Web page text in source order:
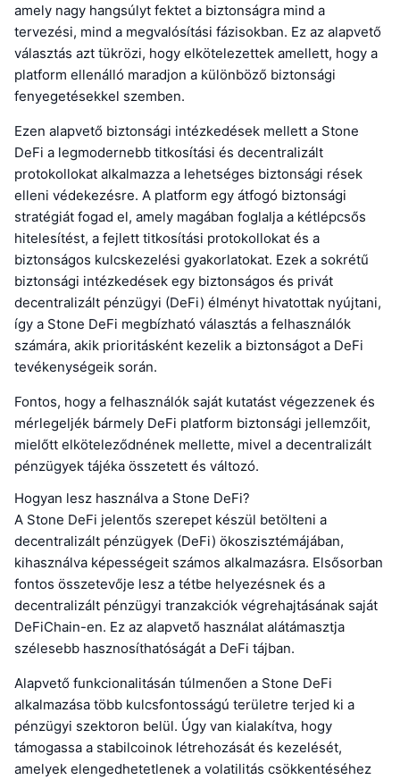
amely nagy hangsúlyt fektet a biztonságra mind a
tervezési, mind a megvalósítási fázisokban. Ez az alapvető
választás azt tükrözi, hogy elkötelezettek amellett, hogy a
platform ellenálló maradjon a különböző biztonsági
fenyegetésekkel szemben.
Ezen alapvető biztonsági intézkedések mellett a Stone
DeFi a legmodernebb titkosítási és decentralizált
protokollokat alkalmazza a lehetséges biztonsági rések
elleni védekezésre. A platform egy átfogó biztonsági
stratégiát fogad el, amely magában foglalja a kétlépcsős
hitelesítést, a fejlett titkosítási protokollokat és a
biztonságos kulcskezelési gyakorlatokat. Ezek a sokrétű
biztonsági intézkedések egy biztonságos és privát
decentralizált pénzügyi (DeFi) élményt hivatottak nyújtani,
így a Stone DeFi megbízható választás a felhasználók
számára, akik prioritásként kezelik a biztonságot a DeFi
tevékenységeik során.
Fontos, hogy a felhasználók saját kutatást végezzenek és
mérlegeljék bármely DeFi platform biztonsági jellemzőit,
mielőtt elköteleződnének mellette, mivel a decentralizált
pénzügyek tájéka összetett és változó.
Hogyan lesz használva a Stone DeFi?
A Stone DeFi jelentős szerepet készül betölteni a
decentralizált pénzügyek (DeFi) ökoszisztémájában,
kihasználva képességeit számos alkalmazásra. Elsősorban
fontos összetevője lesz a tétbe helyezésnek és a
decentralizált pénzügyi tranzakciók végrehajtásának saját
DeFiChain-en. Ez az alapvető használat alátámasztja
szélesebb hasznosíthatóságát a DeFi tájban.
Alapvető funkcionalitásán túlmenően a Stone DeFi
alkalmazása több kulcsfontosságú területre terjed ki a
pénzügyi szektoron belül. Úgy van kialakítva, hogy
támogassa a stabilcoinok létrehozását és kezelését,
amelyek elengedhetetlenek a volatilitás csökkentéséhez